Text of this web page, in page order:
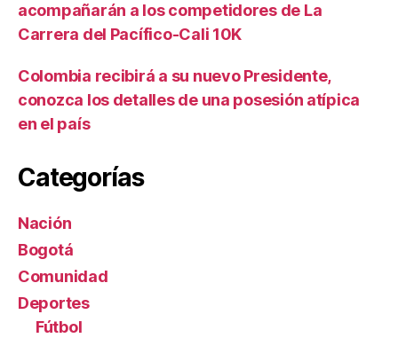
acompañarán a los competidores de La
Carrera del Pacífico-Cali 10K
Colombia recibirá a su nuevo Presidente,
conozca los detalles de una posesión atípica
en el país
Categorías
Nación
Bogotá
Comunidad
Deportes
Fútbol